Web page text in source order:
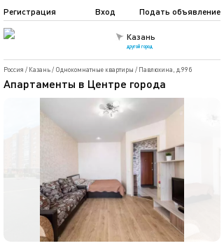
Казань
другой город
Подать объявление
Регистрация Вход
Россия / Казань/ Однокомнатные квартиры / Павлюхина, д.99б
Апартаменты в Центре города